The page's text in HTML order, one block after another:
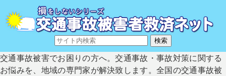
交通事故被害でお困りの方へ。交通事故・事故対策に関する
お悩みを、地域の専門家が解決致します。全国の交通事故被